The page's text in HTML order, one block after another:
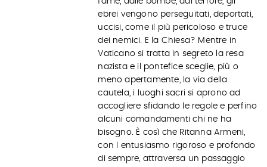
ebrei vengono perseguitati, deportati,
uccisi, come il più pericoloso e truce
dei nemici. E la Chiesa? Mentre in
Vaticano si tratta in segreto la resa
nazista e il pontefice sceglie, più o
meno apertamente, la via della
cautela, i luoghi sacri si aprono ad
accogliere sfidando le regole e perfino
alcuni comandamenti chi ne ha
bisogno. È così che Ritanna Armeni,
con l entusiasmo rigoroso e profondo
di sempre, attraversa un passaggio